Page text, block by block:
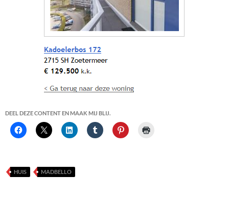
DEEL DEZE CONTENT EN MAAK MIJ BLIJ.
HUIS MADBELLO